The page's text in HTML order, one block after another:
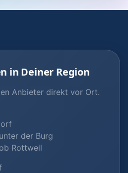
in Deiner Region
Anbieter direkt vor Ort.
der Burg
Rottweil